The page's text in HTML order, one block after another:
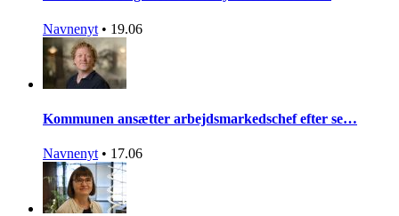
Navnenyt • 19.06
Kommunen ansætter arbejdsmarkedschef efter se…
Navnenyt • 17.06